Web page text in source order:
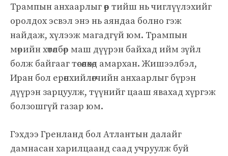
Трампын анхаарлыг өөр тийш нь чиглүүлэхийг
оролдох эсвэл энэ нь аяндаа болно гэж
найдаж, хүлээж магадгүй юм. Трампын
мөрийн хөтөлбөр маш дүүрэн байхад ийм зүйл
болж байгааг төсөөлөхөд амархан. Жишээлбэл,
Иран бол ерөнхийлөгчийн анхаарлыг бүрэн
дүүрэн зарцуулж, түүнийг цааш явахад хүргэж
болзошгүй газар юм.
Гэхдээ Гренланд бол Атлантын далайг
дамнасан харилцаанд саад учруулж буй